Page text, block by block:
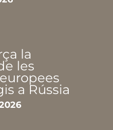
la
les
a Rússia